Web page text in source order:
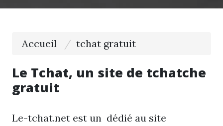
Accueil tchat gratuit
Le Tchat, un site de tchatche
gratuit
Le-tchat.net est un dédié au site